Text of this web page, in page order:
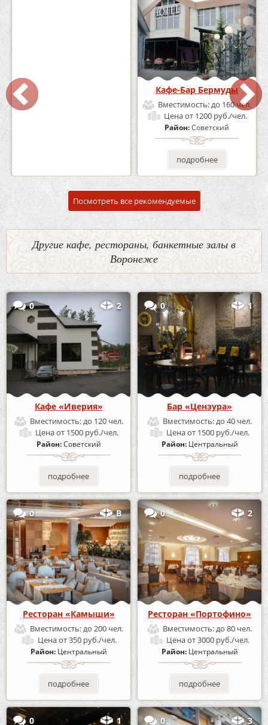
Кафе «Шишка»
Вместимость:
Кафе-Бар Бермуды
Вместимость:до 160 чел.
Ценаот 1200 руб./чел.
Район:Советский
подробнее
Посмотреть все рекомендуемые
Другие кафе, рестораны, банкетные залы в
Воронеже
0 2
Кафе «Иверия»
Вместимость: до 120 чел.
Ценаот 1500 руб./чел.
Район:Советский
подробнее
0 1
Бар «Цензура»
Вместимость: до 40 чел.
Ценаот 1500 руб./чел.
Район: Центральный
подробнее
0 В
Ресторан «Камыши»
Вместимость: до 200 чел.
Ценаот 350 руб./чел.
Район: Центральный
подробнее
0 2
Ресторан «Портофино»
Вместимость: до 80 чел.
Ценаот 3000 руб./чел.
Район: Центральный
подробнее
0 1 0 3